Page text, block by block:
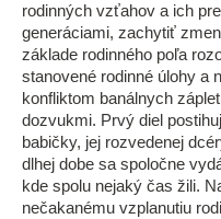
rodinných vzťahov a ich
generáciami, zachytiť
základe rodinného poľa
stanovené rodinné úlohy a
konfliktom banálnych
dozvukmi. Prvý diel
babičky, jej rozvedenej
dlhej dobe sa spoločne
kde spolu nejaký čas žili.
nečakanému vzplanutiu